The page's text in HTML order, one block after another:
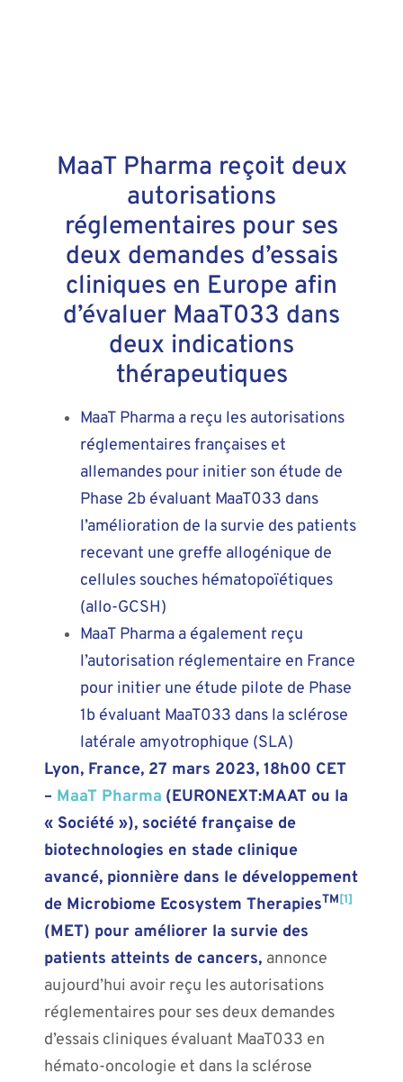
MaaT Pharma reçoit deux
autorisations
réglementaires pour ses
deux demandes d’essais
cliniques en Europe afin
d’évaluer MaaT033 dans
deux indications
thérapeutiques
MaaT Pharma a reçu les autorisations
réglementaires françaises et
allemandes pour initier son étude de
Phase 2b évaluant MaaT033 dans
l’amélioration de la survie des patients
recevant une greffe allogénique de
cellules souches hématopoïétiques
(allo-GCSH)
MaaT Pharma a également reçu
l’autorisation réglementaire en France
pour initier une étude pilote de Phase
1b évaluant MaaT033 dans la sclérose
latérale amyotrophique (SLA)
Lyon, France, 27 mars 2023, 18h00 CET
– MaaT Pharma (EURONEXT:MAAT ou la
« Société »), société française de
biotechnologies en stade clinique
avancé, pionnière dans le développement
de Microbiome Ecosystem TherapiesTM[1]
(MET) pour améliorer la survie des
patients atteints de cancers, annonce
aujourd’hui avoir reçu les autorisations
réglementaires pour ses deux demandes
d’essais cliniques évaluant MaaT033 en
hémato-oncologie et dans la sclérose